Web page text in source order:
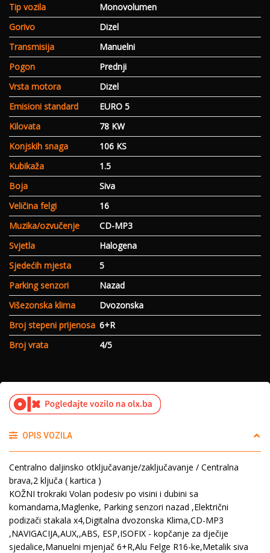
Tip vozila
Monovolumen
Gorivo
Dizel
Transmisija
Manuelni
Pogon
Prednji
Vrsta motora
Dizel
Emisioni standard
EURO 5
Kilovata
78 KW
Konjskih snaga
106 KS
Kubikaža
1.5
Boja
Siva
Veličina felgi
16
Muzika/ozvučenje
CD-MP3
Svjetla
Halogena
Sjedećih mjesta
5
Parking senzori
Nazad
Višezonska klima
Dvozonska
Broj stepeni prijenosa 6+R
Broj vrata
4/5
OPIS VOZILA
Centralno daljinsko otključavanje/zaključavanje / Centralna
brava,2 ključa ( kartica )
KOŽNI trokraki Volan podesiv po visini i dubini sa
komandama,Maglenke, Parking senzori nazad ,Električni
podizači stakala x4,Digitalna dvozonska Klima,CD-MP3
,NAVIGACIJA,AUX,,ABS, ESP,ISOFIX - kopčanje za dječije
sjedalice,Manuelni mjenjač 6+R,Alu Felge R16-ke,Metalik siva